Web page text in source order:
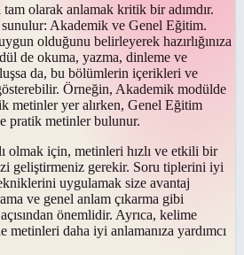
tam olarak anlamak kritik bir adımdır.
Akademik ve Genel Eğitim.
olduğunu belirleyerek hazırlığınıza
de okuma, yazma, dinleme ve
da, bu bölümlerin içerikleri ve
Örneğin, Akademik modülde
metinler yer alırken, Genel Eğitim
pratik metinler bulunur.
olmak için, metinleri hızlı ve etkili bir
geliştirmeniz gerekir. Soru tiplerini iyi
uygulamak size avantaj
ve genel anlam çıkarma gibi
önemlidir. Ayrıca, kelime
metinleri daha iyi anlamanıza yardımcı